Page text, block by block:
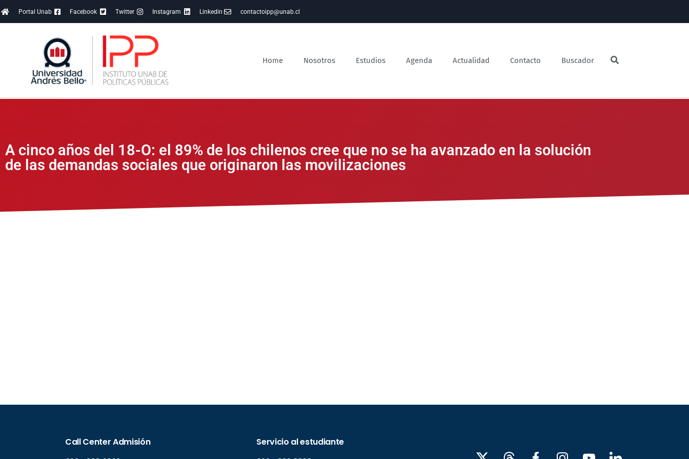
Portal Unab Facebook Twitter Instagram Linkedin contactoipp@unab.cl
Home Nosotros Estudios Agenda Actualidad Contacto Buscador
A cinco años del 18-O: el 89% de los chilenos cree que no se ha avanzado en la solución
de las demandas sociales que originaron las movilizaciones